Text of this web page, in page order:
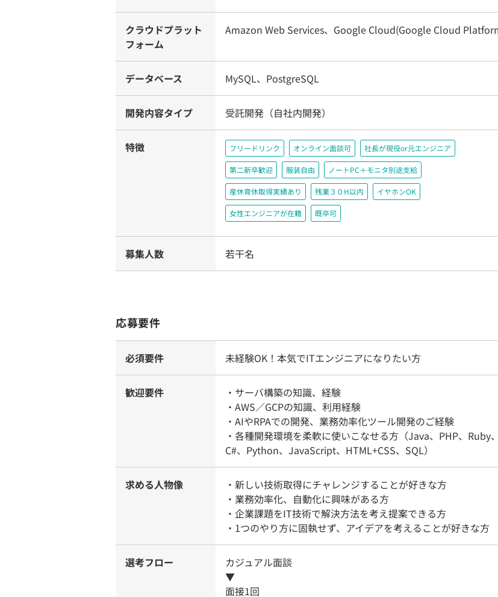
クラウドプラット
フォーム
Amazon Web Services、Google Cloud(Google Cloud
データベース MySQL、PostgreSQL
開発内容タイプ 受託開発（自社内開発）
特徴 フリードリンク オンライン面談可 社長が現役or元エンジニア
第二新卒歓迎 服装自由 ノートPC＋モニタ別途支給
産休育休取得実績あり 残業３０H以内 イヤホンOK
女性エンジニアが在籍 既卒可
募集人数 若干名
応募要件
必須要件 未経験OK！本気でITエンジニアになりたい方
歓迎要件
・サーバ構築の知識、経験
・AWS／GCPの知識、利用経験
・AIやRPAでの開発、業務効率化ツール開発のご経験
・各種開発環境を柔軟に使いこなせる方（Java、PHP、Ruby、
C#、Python、JavaScript、HTML+CSS、SQL）
求める人物像
・新しい技術取得にチャレンジすることが好きな方
・業務効率化、自動化に興味がある方
・企業課題をIT技術で解決方法を考え提案できる方
・1つのやり方に固執せず、アイデアを考えることが好きな方
選考フロー
カジュアル面談
▼
面接1回